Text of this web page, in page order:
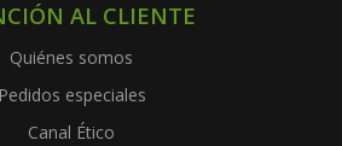
AL CLIENTE
Quiénes somos
Pedidos especiales
Canal Ético